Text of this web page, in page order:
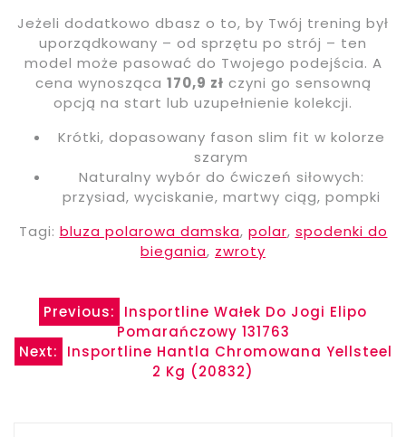
Jeżeli dodatkowo dbasz o to, by Twój trening był
uporządkowany – od sprzętu po strój – ten
model może pasować do Twojego podejścia. A
cena wynosząca 170,9 zł czyni go sensowną
opcją na start lub uzupełnienie kolekcji.
Krótki, dopasowany fason slim fit w kolorze
szarym
Naturalny wybór do ćwiczeń siłowych:
przysiad, wyciskanie, martwy ciąg, pompki
Tagi: bluza polarowa damska, polar, spodenki do
biegania, zwroty
Nawigacja
wpisu
Previous:
Insportline Wałek Do Jogi Elipo
Pomarańczowy 131763
Next:
Insportline Hantla Chromowana Yellsteel
2 Kg (20832)